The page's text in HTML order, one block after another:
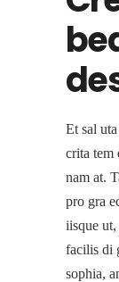
Et sal
crita tem
nam at.
pro gra
iisque
facilis di
sophia,